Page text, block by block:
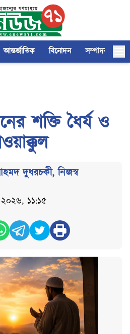
আন্তর্জাতিক বিনোদন সম্পাদকীয়
শক্তি ধৈর্য ও
দুধরচকী,নিজস্ব
১১:১৫